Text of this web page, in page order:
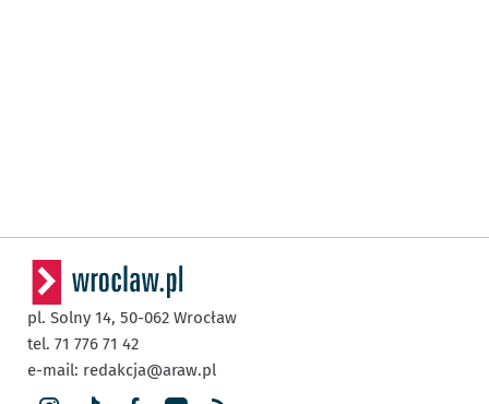
pl. Solny 14, 50-062 Wrocław
tel. 71 776 71 42
e-mail: redakcja@araw.pl